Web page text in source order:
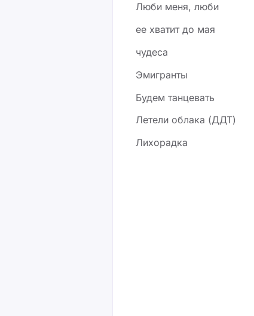
Люби меня, люби
ее хватит до мая
чудеса
Эмигранты
Будем танцевать
Летели облака (ДДТ)
Лихорадка